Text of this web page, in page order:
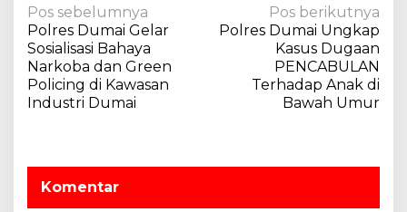
N
a
v
i
g
s
Pos sebelumnya
Polres Dumai Gelar
Sosialisasi Bahaya
Narkoba dan Green
Policing di Kawasan
Industri Dumai
Pos berikutnya
Polres Dumai Ungkap
Kasus Dugaan
PENCABULAN
Terhadap Anak di
Bawah Umur
Komentar